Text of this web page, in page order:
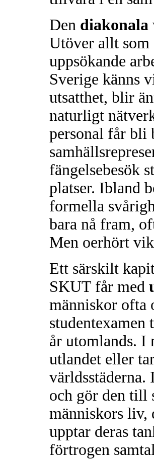
Den diakonala
Utöver allt som
uppsökande
Sverige känns
utsatthet, blir
naturligt
personal får bli
fängelsebesök
platser. Ibland
formella
bara nå fram,
Men oerhört
Ett särskilt
SKUT får med
människor ofta
år utomlands. I
utlandet eller
och gör den till
människors
upptar deras
förtrogen